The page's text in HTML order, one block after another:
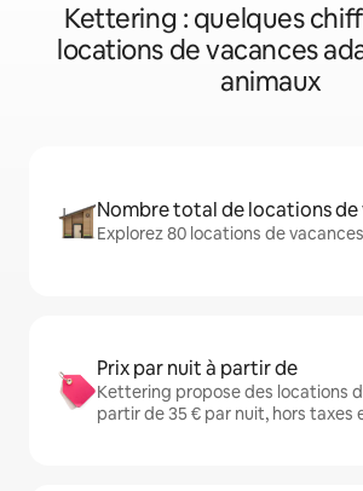
Kettering : quelques
locations de vacances
animaux
Nombre total de locations de
Explorez 80 locations de
Prix par nuit à partir de
Kettering propose des locations
partir de 35 € par nuit, hors taxes